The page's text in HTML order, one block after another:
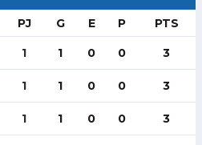
PJ G E P PTS
1 1 0 0 3
1 1 0 0 3
1 1 0 0 3